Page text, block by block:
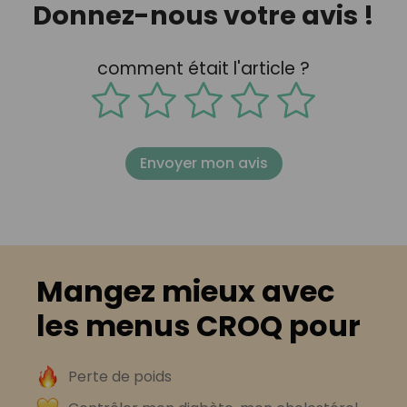
Donnez-nous votre avis !
comment était l'article ?
Envoyer mon avis
Mangez mieux avec
les menus CROQ pour
Perte de poids